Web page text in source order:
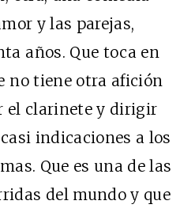
y las parejas,
años. Que toca en
no tiene otra afición
el clarinete y dirigir
indicaciones a los
Que es una de las
del mundo y que